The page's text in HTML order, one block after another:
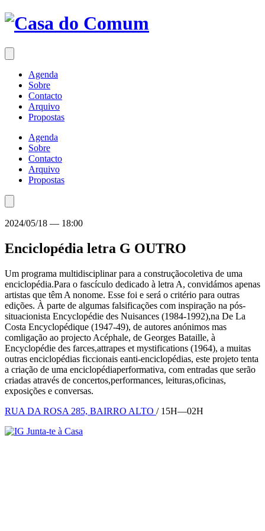
Saltar
para
conteúdo
Agenda
Sobre
Contacto
Arquivo
Propostas
Agenda
Sobre
Contacto
Arquivo
Propostas
2024/05/18 — 18:00
Enciclopédia letra G OUTRO
Um programa multidisciplinar para a construçãocoletiva de uma
enciclopédia.Para o fascículo dedicado à letra A, convidámos apenas
artistas que têm A nonome. Esse foi e será o critério para outras
edições. À parte de algumas falsificações com inspiração na pós-
situacionista Encyclopédie des Nuisances (1984-1992),na De La
Costa Encyclopédique (1947-49), de autores anónimos mas
comligação ao projecto Acéphale, de Georges Bataille, à
Encyclopédie des farces,attrapes et mystifications (1964), a muitas
outras enciclopédias ficcionais eanti-enciclopédias, este projeto tenta
a criação de uma enciclopédiaperformativa, com entradas que serão
criadas através de concertos,performances, leituras,oficinas,
exposições e conversas.
RUA DA ROSA 285, BAIRRO ALTO / 15H—02H
Junta-te à Casa